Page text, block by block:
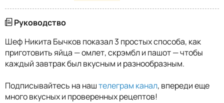
Руководство
Шеф Никита Бычков показал 3 простых способа, как
приготовить яйца — омлет, скрэмбл и пашот — чтобы
каждый завтрак был вкусным и разнообразным.
Подписывайтесь на наштелеграм канал, впереди еще
много вкусных и проверенных рецептов!